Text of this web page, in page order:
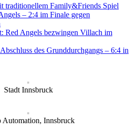
traditionellem Family&Friends Spiel
– 2:4 im Finale gegen
Red Angels bezwingen Villach im
des Grunddurchgangs – 6:4 in
Stadt Innsbruck
Automation, Innsbruck